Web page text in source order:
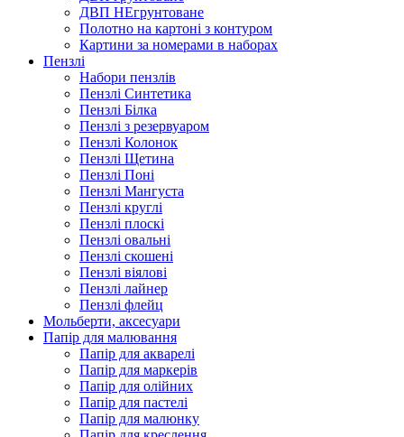
ДВП НЕгрунтоване
Полотно на картоні з контуром
Картини за номерами в наборах
Пензлі
Набори пензлів
Пензлі Синтетика
Пензлі Білка
Пензлі з резервуаром
Пензлі Колонок
Пензлі Щетина
Пензлі Поні
Пензлі Мангуста
Пензлі круглі
Пензлі плоскі
Пензлі овальні
Пензлі скошені
Пензлі віялові
Пензлі лайнер
Пензлі флейц
Мольберти, аксесуари
Папір для малювання
Папір для акварелі
Папір для маркерів
Папір для олійних
Папір для пастелі
Папір для малюнку